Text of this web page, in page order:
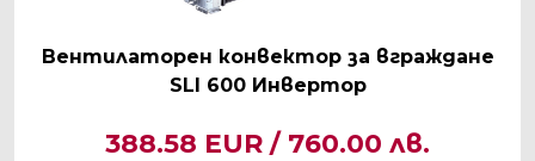
Вентилаторен конвектор за вграждане
SLI 600 Инвертор
388.58 EUR / 760.00 лв.